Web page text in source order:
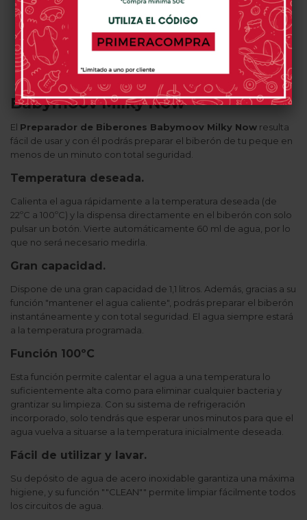
0 opinión(es) 0 opinión(es) 0 opinión(es)
MÁS INFORMACIÓN
Babymoov Milky Now
El Preparador de Biberones Babymoov Milky Now resulta
fácil de usar y con él podrás preparar el biberón de tu peque en
menos de un minuto con total seguridad.
Temperatura deseada.
Calienta el agua rápidamente a la temperatura deseada (de
22ºC a 100ºC) y la dispensa directamente en el biberón con solo
pulsar un botón. Vierte automáticamente 60 ml de agua, por lo
que no será necesario medirla.
Gran capacidad.
Dispone de una gran capacidad de 1,1 litros. Además, gracias a su
función "mantener el agua caliente", podrás preparar el biberón
instantáneamente y con total seguridad. El agua siempre estará
a la temperatura programada.
Función 100ºC
Esta función permite calentar el agua a una temperatura lo
suficientemente alta como para eliminar cualquier bacteria y
grantizar su limpieza. Con su sistema de refrigeración
incorporado, solo tendrás que esperar unos minutos para que el
agua vuelva a situarse a la temperatura inicialmente deseada.
Fácil de utilizar y lavar.
Su depósito de agua de acero inoxidable garantiza una máxima
higiene, y su función ""CLEAN"" permite limpiar fácilmente todos
los circuitos de agua.